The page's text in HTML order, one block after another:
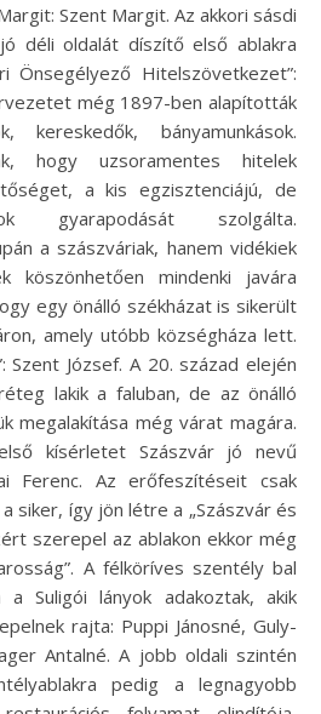
Szent Margit. Az akkori sásdi
déli oldalát díszítő első ablakra
Önsegélyező Hitelszövetkezet”:
még 1897-ben alapították
kereskedők, bányamunkások.
hogy uzsoramentes hitelek
a kis egzisztenciájú, de
gyarapodását szolgálta.
a szászváriak, hanem vidékiek
köszönhetően mindenki javára
egy önálló székházat is sikerült
amely utóbb községháza lett.
Szent József. A 20. század elején
lakik a faluban, de az önálló
megalakítása még várat magára.
kísérletet Szászvár jó nevű
Ferenc. Az erőfeszítéseit csak
siker, így jön létre a „Szászvár és
szerepel az ablakon ekkor még
A félköríves szentély bal
Suligói lányok adakoztak, akik
rajta: Puppi Jánosné, Guly-
Antalné. A jobb oldali szintén
pedig a legnagyobb